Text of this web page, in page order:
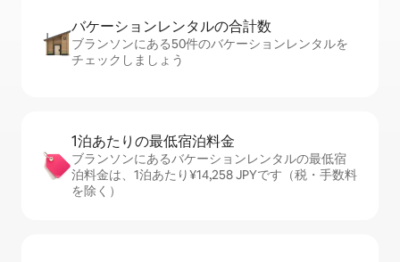
バケーションレ⁠ン⁠タ⁠ル⁠の合⁠計⁠数
ブランソンにある50件のバケーションレンタルを
チェックしましょう
1泊あたりの最⁠低⁠宿⁠泊⁠料⁠金
ブランソンにあるバケーションレンタルの最低宿
泊料金は、1泊あたり¥14,258 JPYです（税・手数料
を除く）